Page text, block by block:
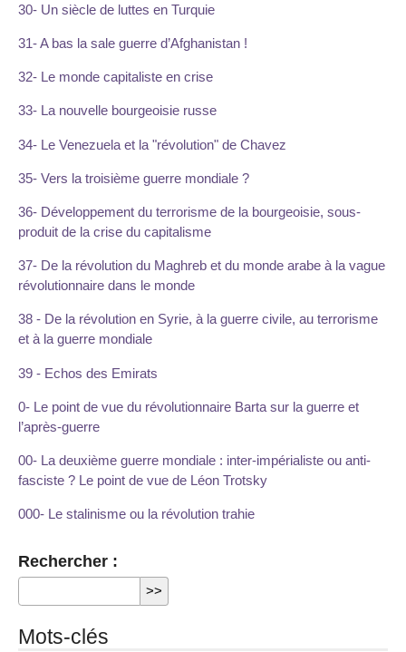
30- Un siècle de luttes en Turquie
31- A bas la sale guerre d’Afghanistan !
32- Le monde capitaliste en crise
33- La nouvelle bourgeoisie russe
34- Le Venezuela et la "révolution" de Chavez
35- Vers la troisième guerre mondiale ?
36- Développement du terrorisme de la bourgeoisie, sous-
produit de la crise du capitalisme
37- De la révolution du Maghreb et du monde arabe à la vague
révolutionnaire dans le monde
38 - De la révolution en Syrie, à la guerre civile, au terrorisme
et à la guerre mondiale
39 - Echos des Emirats
0- Le point de vue du révolutionnaire Barta sur la guerre et
l’après-guerre
00- La deuxième guerre mondiale : inter-impérialiste ou anti-
fasciste ? Le point de vue de Léon Trotsky
000- Le stalinisme ou la révolution trahie
Rechercher :
Mots-clés